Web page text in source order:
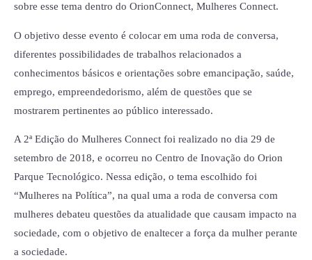
sobre esse tema dentro do OrionConnect, Mulheres Connect.
O objetivo desse evento é colocar em uma roda de conversa,
diferentes possibilidades de trabalhos relacionados a
conhecimentos básicos e orientações sobre emancipação, saúde,
emprego, empreendedorismo, além de questões que se
mostrarem pertinentes ao público interessado.
A 2ª Edição do Mulheres Connect foi realizado no dia 29 de
setembro de 2018, e ocorreu no Centro de Inovação do Orion
Parque Tecnológico. Nessa edição, o tema escolhido foi
“Mulheres na Política”, na qual uma a roda de conversa com
mulheres debateu questões da atualidade que causam impacto na
sociedade, com o objetivo de enaltecer a força da mulher perante
a sociedade.